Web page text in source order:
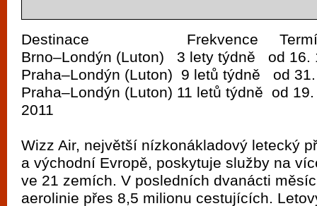
Destinace Frekvence
Brno–Londýn (Luton) 3 lety týdně od 16.
Praha–Londýn (Luton) 9 letů týdně od
Praha–Londýn (Luton) 11 letů týdně od
2011
Wizz Air, největší nízkonákladový letecký
a východní Evropě, poskytuje služby na
ve 21 zemích. V posledních dvanácti
aerolinie přes 8,5 milionu cestujících.